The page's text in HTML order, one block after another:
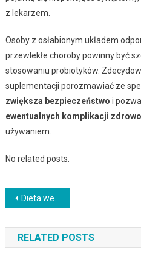
z lekarzem.
Osoby z osłabionym układem
przewlekłe choroby powinny być
stosowaniu probiotyków.
suplementacji porozmawiać ze
zwiększa bezpieczeństwo i
ewentualnych komplikacji
używaniem.
No related posts.
Nawigacja
wpisu
Dieta wegańska – co powinieneś wiedzieć o zdrowym odżywianiu?
RELATED POSTS